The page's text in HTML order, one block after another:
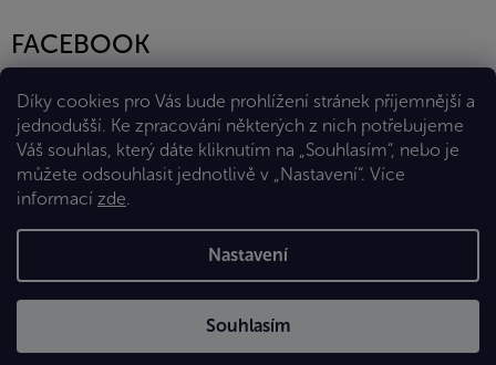
Díky cookies pro Vás bude prohlížení stránek příjemnější a
jednodušší. Ke zpracování některých z nich potřebujeme
Váš souhlas, který dáte kliknutím na „Souhlasím“, nebo je
můžete odsouhlasit jednotlivě v „Nastavení“. Více
informací zde.
Nastavení
Souhlasím
FACEBOOK
Vytvořil Shoptet Premium
Copyright 2026Eshop Diana Company, spol. s r.o.. Všechna
práva vyhrazena.